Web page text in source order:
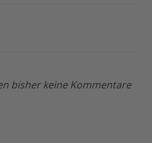
bisher keine Kommentare